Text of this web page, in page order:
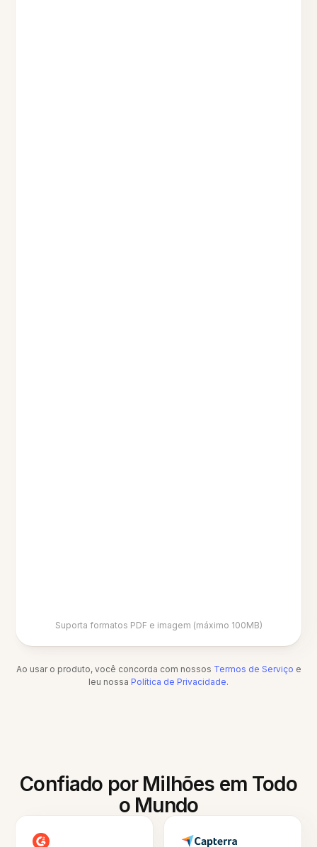
Suporta formatos PDF e imagem (máximo 100MB)
Ao usar o produto, você concorda com nossos Termos de Serviço e
leu nossa Política de Privacidade.
Confiado por Milhões em Todo
o Mundo